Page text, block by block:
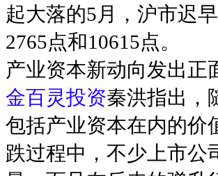
起大落的5月，沪市迟
2765点和10615点。
产业资本新动向发出正
金百灵投资秦洪指出，
包括产业资本在内的价
跌过程中，不少上市公